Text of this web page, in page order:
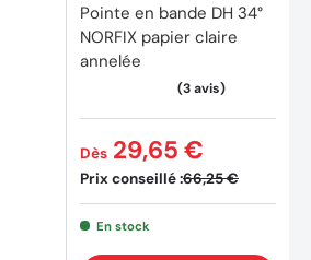
Pointe en bande DH 34°
NORFIX papier claire
annelée
Prix conseillé :66,25 €
Dès 29,65 €
En stock